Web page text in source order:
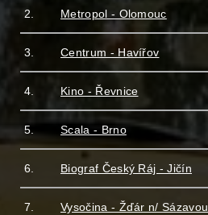
2. Metropol - Olomouc
3. Centrum - Havířov
4. Kino - Řevnice
5. Scala - Brno
6. Biograf Český Ráj - Jičín
7. Vysočina - Žďár n/ Sázavou